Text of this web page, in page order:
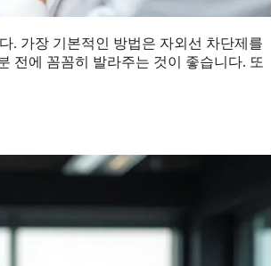
. 가장 기본적인 방법은 자외선 차단제를
전에 꼼꼼히 발라주는 것이 좋습니다. 또